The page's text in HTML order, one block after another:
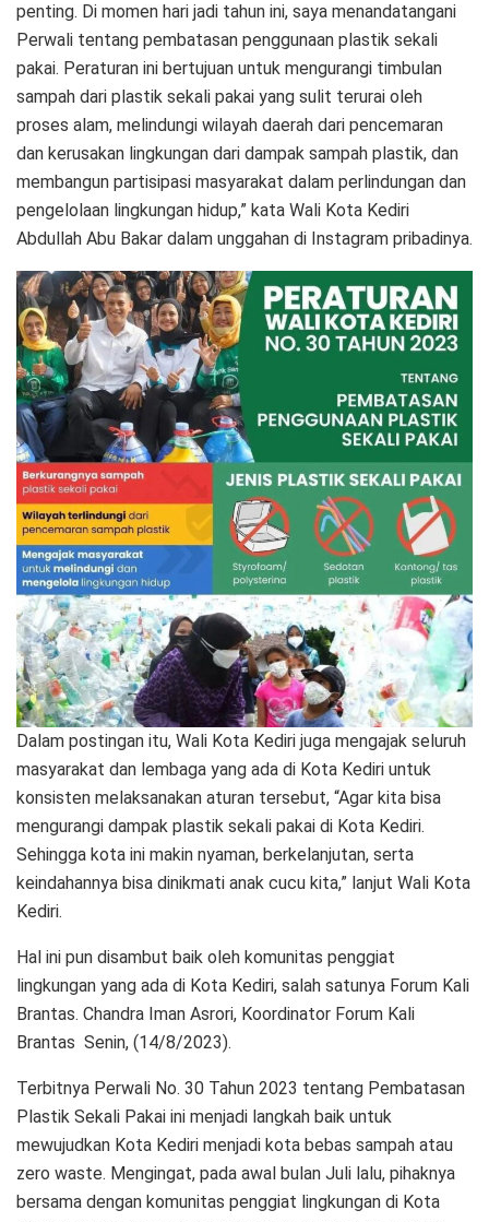
penting. Di momen hari jadi tahun ini, saya menandatangani
Perwali tentang pembatasan penggunaan plastik sekali
pakai. Peraturan ini bertujuan untuk mengurangi timbulan
sampah dari plastik sekali pakai yang sulit terurai oleh
proses alam, melindungi wilayah daerah dari pencemaran
dan kerusakan lingkungan dari dampak sampah plastik, dan
membangun partisipasi masyarakat dalam perlindungan dan
pengelolaan lingkungan hidup,” kata Wali Kota Kediri
Abdullah Abu Bakar dalam unggahan di Instagram pribadinya.
Dalam postingan itu, Wali Kota Kediri juga mengajak seluruh
masyarakat dan lembaga yang ada di Kota Kediri untuk
konsisten melaksanakan aturan tersebut, “Agar kita bisa
mengurangi dampak plastik sekali pakai di Kota Kediri.
Sehingga kota ini makin nyaman, berkelanjutan, serta
keindahannya bisa dinikmati anak cucu kita,” lanjut Wali Kota
Kediri.
Hal ini pun disambut baik oleh komunitas penggiat
lingkungan yang ada di Kota Kediri, salah satunya Forum Kali
Brantas. Chandra Iman Asrori, Koordinator Forum Kali
Brantas Senin, (14/8/2023).
Terbitnya Perwali No. 30 Tahun 2023 tentang Pembatasan
Plastik Sekali Pakai ini menjadi langkah baik untuk
mewujudkan Kota Kediri menjadi kota bebas sampah atau
zero waste. Mengingat, pada awal bulan Juli lalu, pihaknya
bersama dengan komunitas penggiat lingkungan di Kota